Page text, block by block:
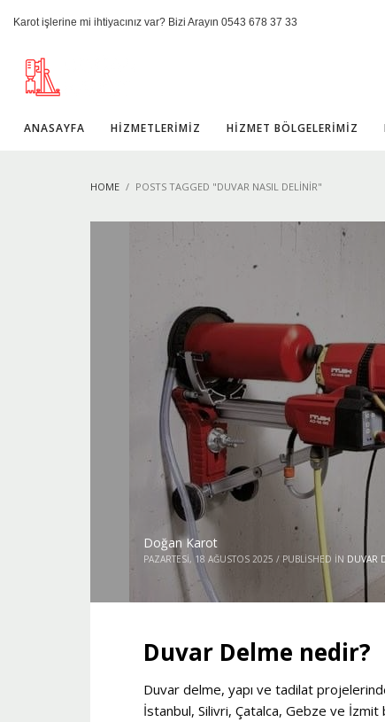
Karot işlerine mi ihtiyacınız var? Bizi Arayın 0543 678 37 33
ANASAYFA HİZMETLERİMİZ HİZMET BÖLGELERİMİZ
HOME POSTS TAGGED "DUVAR NASIL DELINIR"
Doğan Karot
PAZARTESI, 18 AĞUSTOS 2025 / PUBLISHED IN DUVAR
Duvar Delme nedir?
Duvar delme, yapı ve tadilat
İstanbul, Silivri, Çatalca, Gebze ve